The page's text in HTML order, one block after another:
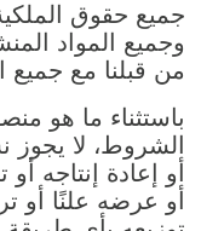
جميع حقوق
وجميع المواد
من قبلنا مع
باستثناء ما هو
الشروط، لا
أو عرضه علنًا أو